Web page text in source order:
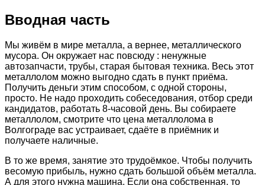
Вводная часть
Мы живём в мире металла, а вернее, металлического
мусора. Он окружает нас повсюду : ненужные
автозапчасти, трубы, старая бытовая техника. Весь этот
металлолом можно выгодно сдать в пункт приёма.
Получить деньги этим способом, с одной стороны,
просто. Не надо проходить собеседования, отбор среди
кандидатов, работать 8-часовой день. Вы собираете
металлолом, смотрите что цена металлолома в
Волгограде вас устраивает, сдаёте в приёмник и
получаете наличные.
В то же время, занятие это трудоёмкое. Чтобы получить
весомую прибыль, нужно сдать большой объём металла.
А для этого нужна машина. Если она собственная, то